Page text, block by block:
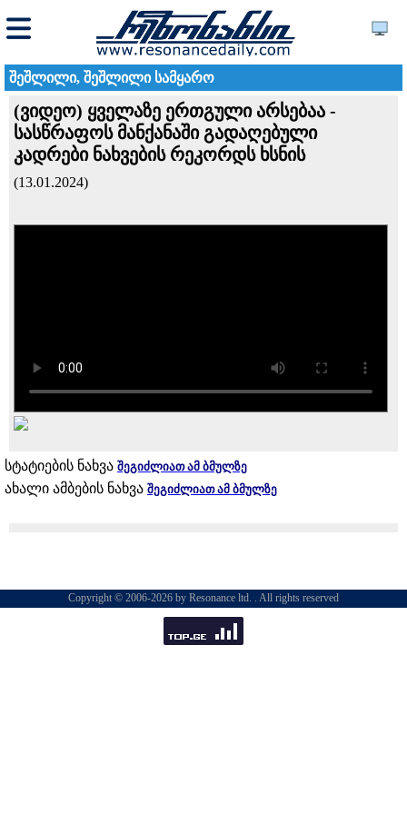
შეშლილი, შეშლილი სამყარო
(ვიდეო) ყველაზე ერთგული არსებაა -
სასწრაფოს მანქანაში გადაღებული
კადრები ნახვების რეკორდს ხსნის
(13.01.2024)
სტატიების ნახვა შეგიძლიათ ამ ბმულზე
ახალი ამბების ნახვა შეგიძლიათ ამ ბმულზე
Copyright © 2006-2026 by Resonance ltd. . All rights reserved